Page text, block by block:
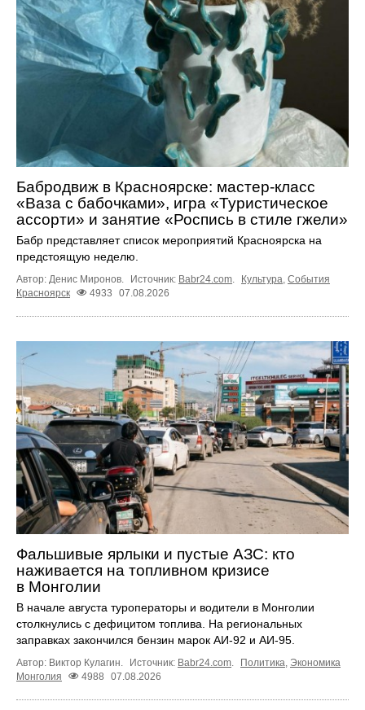
Бабродвиж в Красноярске: мастер-класс
«Ваза с бабочками», игра «Туристическое
ассорти» и занятие «Роспись в стиле гжели»
Бабр представляет список мероприятий Красноярска на
предстоящую неделю.
Автор: Денис Миронов. Источник: Babr24.com. Культура, События
Красноярск
4933 07.08.2026
Фальшивые ярлыки и пустые АЗС: кто
наживается на топливном кризисе
в Монголии
В начале августа туроператоры и водители в Монголии
столкнулись с дефицитом топлива. На региональных
заправках закончился бензин марок АИ-92 и АИ-95.
Автор: Виктор Кулагин. Источник: Babr24.com Политика Экономика
Монголия
4988 07.08.2026